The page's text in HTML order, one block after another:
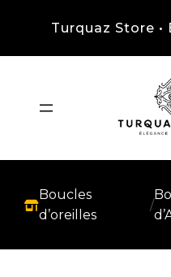
Turquaz Store •
Boucles
d’oreilles
/